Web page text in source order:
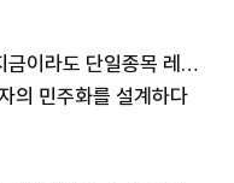
배재규 한국투자신탁운용 대표 "지금이라도 단일종목 레버리지 투자 멈춰라"
의 민주화를 설계하다